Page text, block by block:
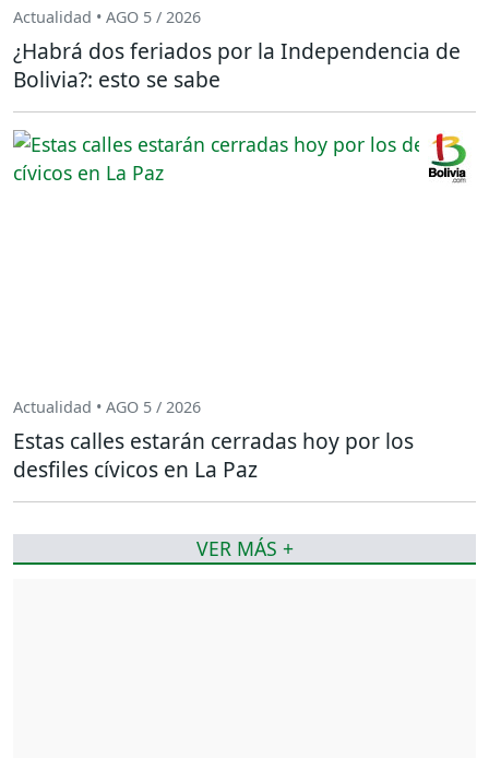
Actualidad • AGO 5 / 2026
¿Habrá dos feriados por la Independencia de
Bolivia?: esto se sabe
Actualidad • AGO 5 / 2026
Estas calles estarán cerradas hoy por los
desfiles cívicos en La Paz
VER MÁS +